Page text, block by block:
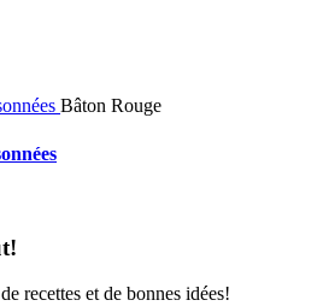
Bâton Rouge
recettes et de bonnes idées!